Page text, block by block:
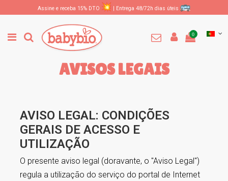
Assine e receba 15% DTO | Entrega 48/72h dias úteis
0
AVISOS LEGAIS
AVISO LEGAL: CONDIÇÕES
GERAIS DE ACESSO E
UTILIZAÇÃO
O presente aviso legal (doravante, o "Aviso Legal")
regula a utilização do serviço do portal de Internet